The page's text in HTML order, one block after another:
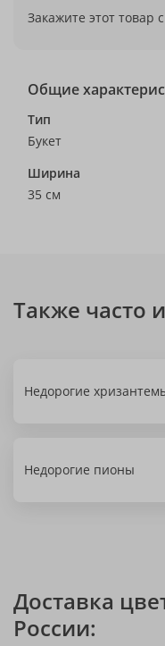
Закажите этот товар
Общие
Тип
Букет
Ширина
35 см
Также часто
Недорогие
Недорогие пионы
Доставка
России: